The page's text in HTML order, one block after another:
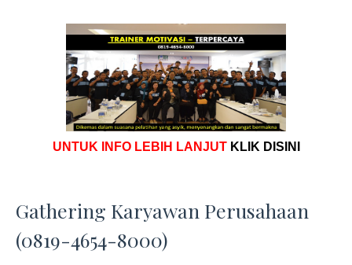
UNTUK INFO LEBIH LANJUT KLIK DISINI
Gathering Karyawan Perusahaan
(0819-4654-8000)